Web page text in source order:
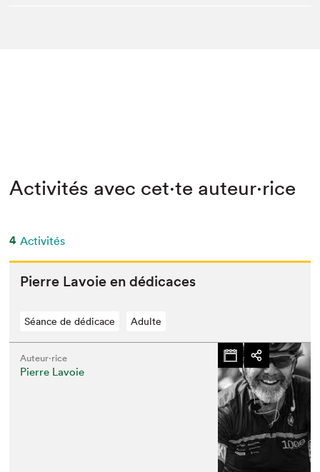
Activités avec cet·te auteur·rice
4 Activités
Pierre Lavoie en dédicaces
Séance de dédicace Adulte
Auteur·rice
Pierre Lavoie